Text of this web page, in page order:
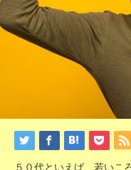
５０代といえば、若いこ